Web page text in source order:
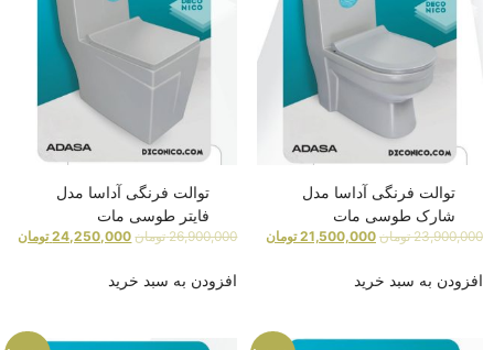
توالت فرنگی آداسا مدل
شارک طوسی مات
23,900,000 تومان 21,500,000 تومان
افزودن به سبد خرید
توالت فرنگی آداسا مدل
فایتر طوسی مات
26,900,000 تومان 24,250,000 تومان
افزودن به سبد خرید